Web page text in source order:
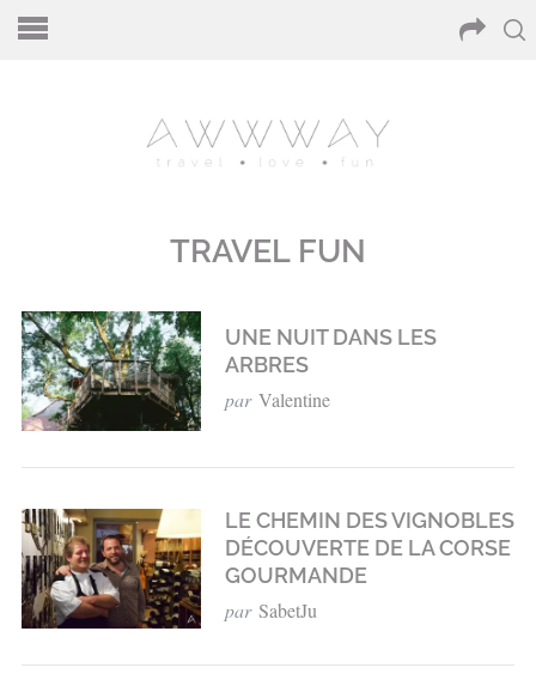
TRAVEL FUN
UNE NUIT DANS LES
ARBRES
par Valentine
LE CHEMIN DES VIGNOBLES
DÉCOUVERTE DE LA CORSE
GOURMANDE
par SabetJu